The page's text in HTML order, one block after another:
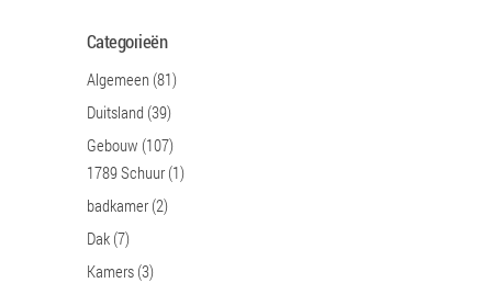
Categorieën
Algemeen (81)
Duitsland (39)
Gebouw (107)
1789 Schuur (1)
badkamer (2)
Dak (7)
Kamers (3)